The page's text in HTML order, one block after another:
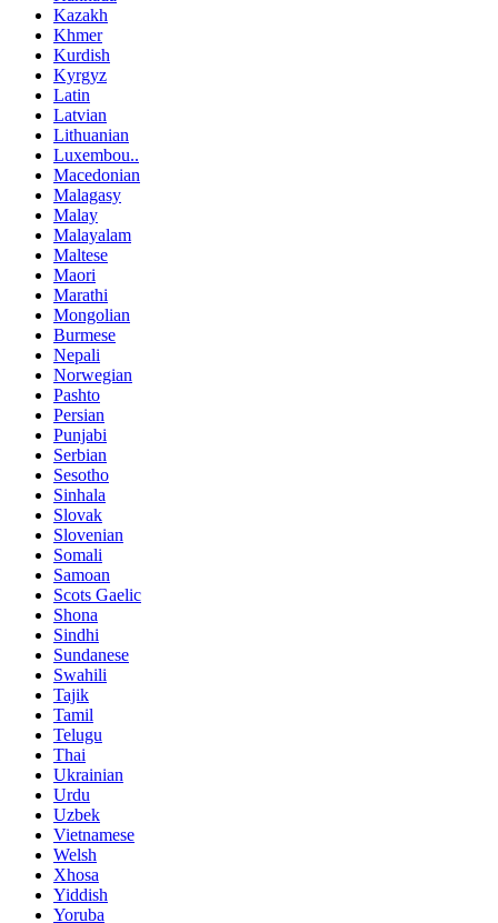
Kazakh
Khmer
Kurdish
Kyrgyz
Latin
Latvian
Lithuanian
Luxembou..
Macedonian
Malagasy
Malay
Malayalam
Maltese
Maori
Marathi
Mongolian
Burmese
Nepali
Norwegian
Pashto
Persian
Punjabi
Serbian
Sesotho
Sinhala
Slovak
Slovenian
Somali
Samoan
Scots Gaelic
Shona
Sindhi
Sundanese
Swahili
Tajik
Tamil
Telugu
Thai
Ukrainian
Urdu
Uzbek
Vietnamese
Welsh
Xhosa
Yiddish
Yoruba